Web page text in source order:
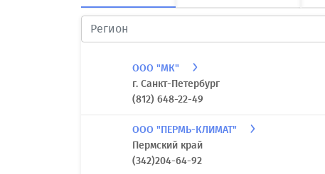
ООО "МК"
г. Санкт-Петербург
(812) 648-22-49
ООО "ПЕРМЬ-КЛИМАТ"
Пермский край
(342)204-64-92